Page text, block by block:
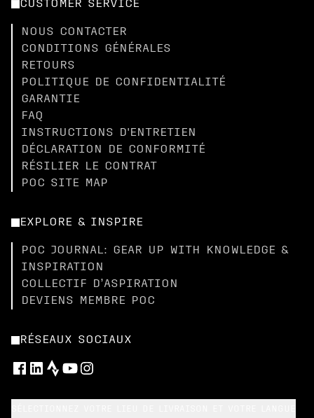
CUSTOMER SERVICE
NOUS CONTACTER
CONDITIONS GÉNÉRALES
RETOURS
POLITIQUE DE CONFIDENTIALITÉ
GARANTIE
FAQ
INSTRUCTIONS D'ENTRETIEN
DÉCLARATION DE CONFORMITÉ
RÉSILIER LE CONTRAT
POC SITE MAP
EXPLORE & INSPIRE
POC JOURNAL: GEAR UP WITH KNOWLEDGE &
INSPIRATION
COLLECTIF D’ASPIRATION
DEVIENS MEMBRE POC
RÉSEAUX SOCIAUX